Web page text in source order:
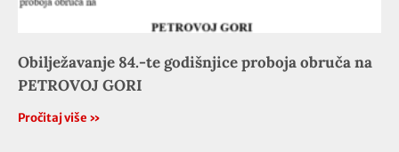
Obilježavanje 84.-te godišnjice proboja obruča na
PETROVOJ GORI
Pročitaj više »